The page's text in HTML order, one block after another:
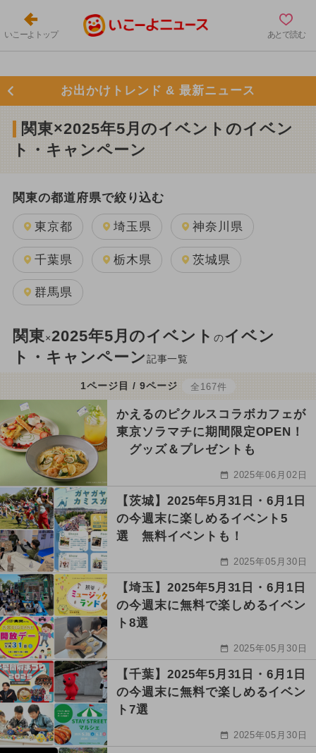
いこーよトップ あとで読む
お出かけトレンド & 最新ニュース
関東×2025年5月のイベントのイベン
ト・キャンペーン
関東の都道府県で絞り込む
東京都 埼玉県 神奈川県
千葉県 栃木県 茨城県
群馬県
関東×2025年5月のイベントのイベン
ト・キャンペーン記事一覧
1ページ目 / 9ページ 全167件
かえるのピクルスコラボカフェが
東京ソラマチに期間限定OPEN！
グッズ＆プレゼントも
2025年06月02日
【茨城】2025年5月31日・6月1日
の今週末に楽しめるイベント5
選 無料イベントも！
2025年05月30日
【埼玉】2025年5月31日・6月1日
の今週末に無料で楽しめるイベン
ト8選
2025年05月30日
【千葉】2025年5月31日・6月1日
の今週末に無料で楽しめるイベン
ト7選
2025年05月30日